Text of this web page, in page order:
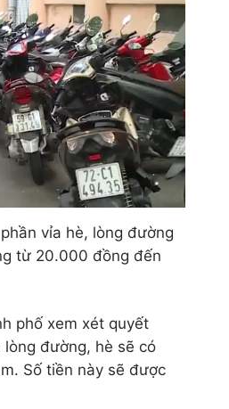
vỉa hè, lòng đường
từ 20.000 đồng đến
phố xem xét quyết
đường, hè sẽ có
Số tiền này sẽ được